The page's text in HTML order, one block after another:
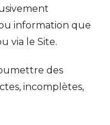
information que
via le Site.
des
incomplètes,